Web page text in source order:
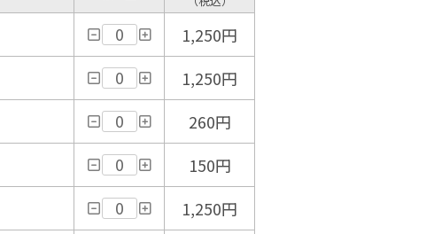
1,250円
1,250円
260円
150円
1,250円